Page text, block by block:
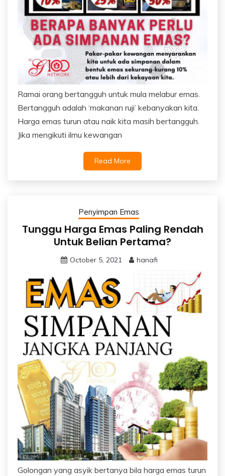
Ramai orang bertangguh untuk mula melabur emas.
Bertangguh adalah ‘makanan ruji’ kebanyakan kita.
Harga emas turun atau naik kita masih bertangguh.
Jika mengikuti ilmu kewangan
Read More
Penyimpan Emas
Tunggu Harga Emas Paling Rendah
Untuk Belian Pertama?
October 5, 2021 hanafi
Golongan yang asyik bertanya bila harga emas turun